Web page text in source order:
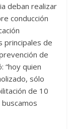
deban realizar
conducción
principales de
de
“hoy quien
sólo
de 10